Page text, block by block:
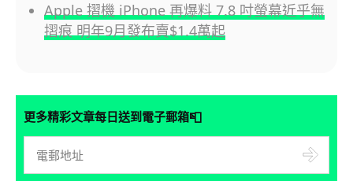
Apple 摺機 iPhone 再爆料 7.8 吋螢幕近乎無
摺痕 明年9月發布賣$1.4萬起
更多精彩文章每日送到電子郵箱📮